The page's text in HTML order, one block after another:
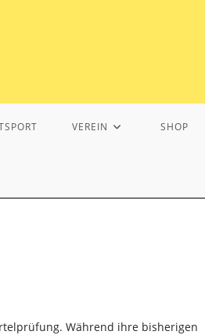
VEREIN SHOP
Während ihre bisherigen